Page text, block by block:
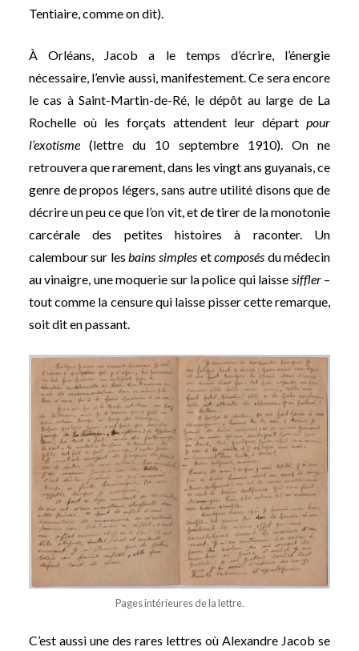
Tentiaire, comme on dit).
À Orléans, Jacob a le temps d’écrire, l’énergie
nécessaire, l’envie aussi, manifestement. Ce sera encore
le cas à Saint-Martin-de-Ré, le dépôt au large de La
Rochelle où les forçats attendent leur départpour
l’exotisme(lettre du 10 septembre 1910). On ne
retrouvera que rarement, dans les vingt ans guyanais, ce
genre de propos légers, sans autre utilité disons que de
décrire un peu ce que l’on vit, et de tirer de la monotonie
carcérale des petites histoires à raconter. Un
calembour sur lesbains simples etcomposés du médecin
au vinaigre, une moquerie sur la police qui laisse siffler–
tout comme la censure qui laisse pisser cette remarque,
soit dit en passant.
Pages intérieures de la lettre.
C’est aussi une des rares lettres où Alexandre Jacob se